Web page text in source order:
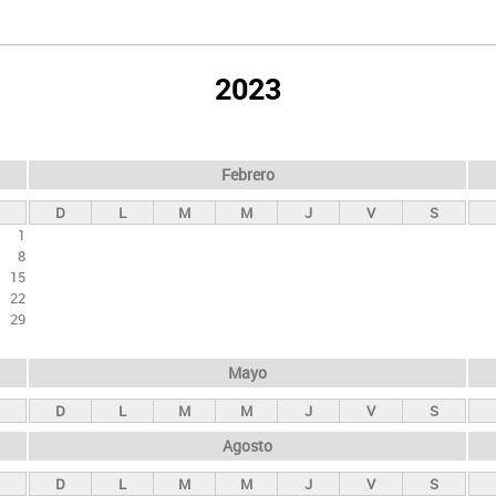
2023
1
8
15
22
29
Febrero
D L M M J V S
Mayo
D L M M J V S
Agosto
D L M M J V S